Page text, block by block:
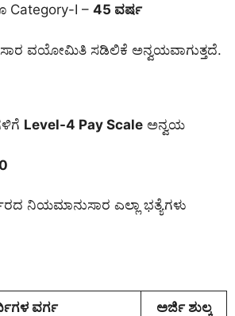
Category-I – 45 ವರ್ಷ
ವಯೋಮಿತಿ ಸಡಿಲಿಕೆ ಅನ್ವಯವಾಗುತ್ತದೆ.
Level-4 Pay Scale ಅನ್ವಯ
ನಿಯಮಾನುಸಾರ ಎಲ್ಲಾ ಭತ್ಯೆಗಳು
ವರ್ಗ ಅರ್ಜಿ ಶುಲ್ಕ